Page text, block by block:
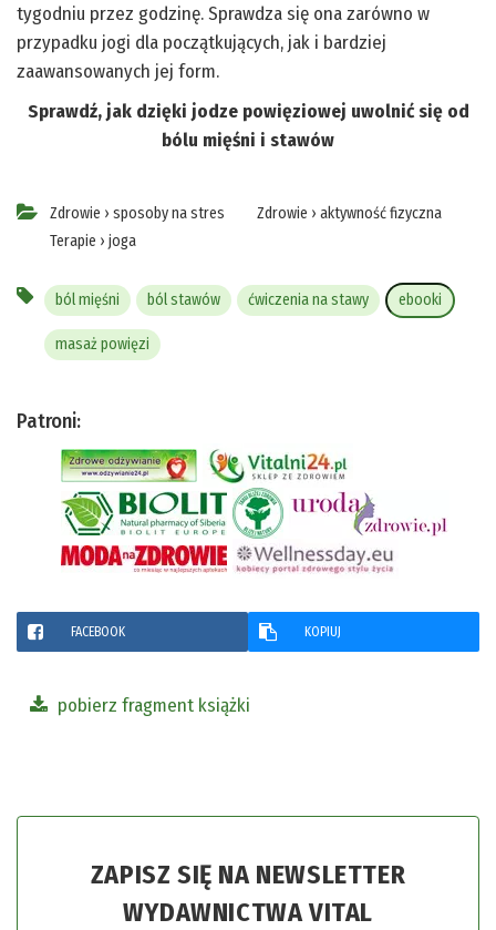
tygodniu przez godzinę. Sprawdza się ona zarówno w
przypadku jogi dla początkujących, jak i bardziej
zaawansowanych jej form.
Sprawdź, jak dzięki jodze powięziowej uwolnić się od
bólu mięśni i stawów
Zdrowie › sposoby na stres
Terapie › joga
Zdrowie › aktywność fizyczna
ból mięśni ból stawów ćwiczenia na stawy ebooki
masaż powięzi
Patroni:
FACEBOOK KOPIUJ
pobierz fragment książki
ZAPISZ SIĘ NA NEWSLETTER
WYDAWNICTWA VITAL